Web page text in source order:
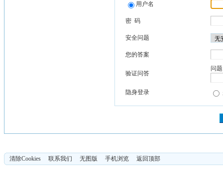
用户名
密 码
安全问题
您的答案
验证问答
问
隐身登录
清除Cookies 联系我们 无图版 手机浏览 返回顶部